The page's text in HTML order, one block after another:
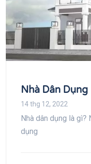
Nhà Dân Dụng
14 thg 12, 2022
Nhà dân dụng là gì?
dụng